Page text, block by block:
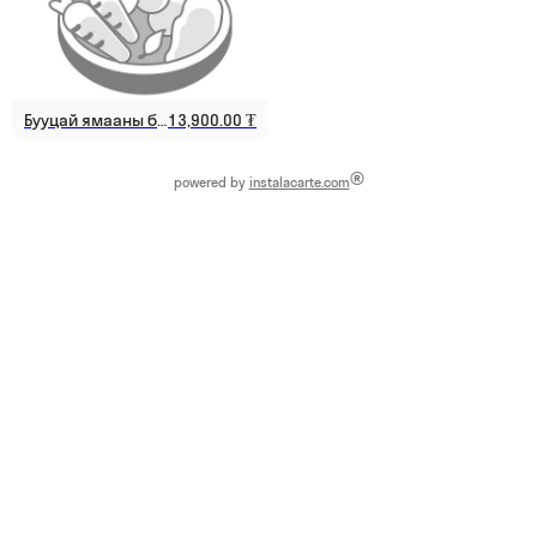
Бууцай ямааны бяслагтай салат13,900.00 ₮
powered by instalacarte.com®